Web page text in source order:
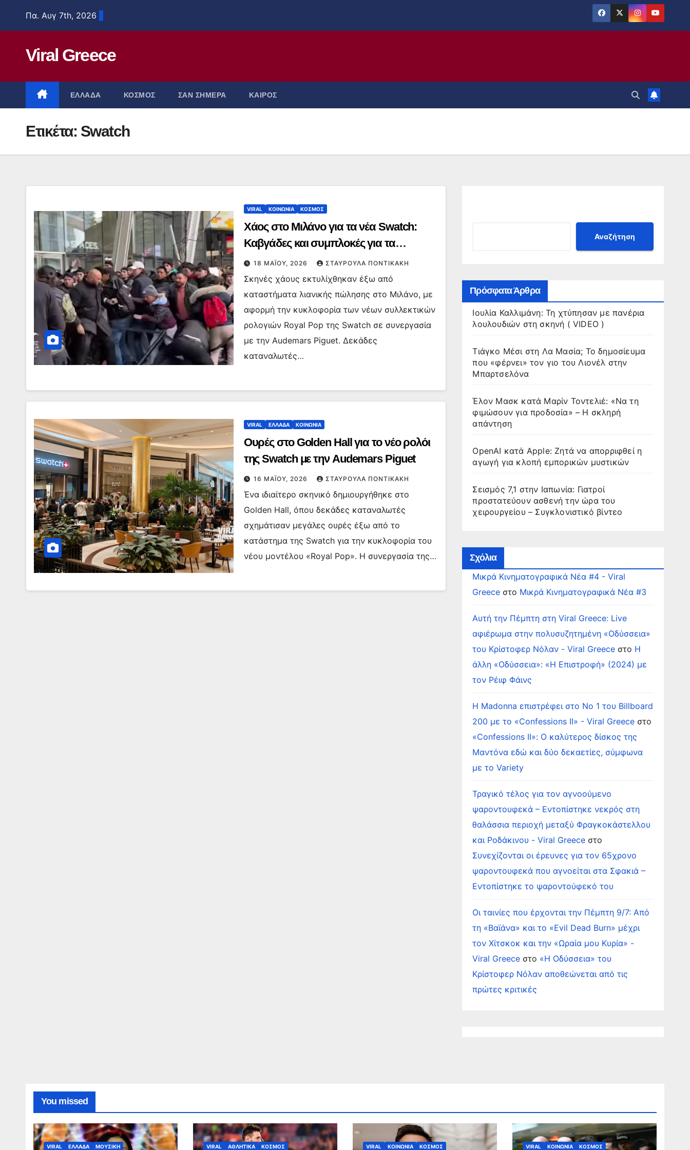
Πα. Αυγ 7th, 2026
Viral Greece
ΕΛΛΑΔΑ ΚΟΣΜΟΣ ΣΑΝ ΣΗΜΕΡΑ ΚΑΙΡΟΣ
Ετικέτα: Swatch
VIRAL ΚΟΙΝΩΝΙΑ ΚΟΣΜΟΣ
Χάος στο Μιλάνο για τα νέα Swatch:
Καβγάδες και συμπλοκές για τα
συλλεκτικά Royal Pop
18 ΜΑΪ́ΟΥ, 2026 ΣΤΑΥΡΟΎΛΑ ΠΟΝΤΙΚΆΚΗ
Σκηνές χάους εκτυλίχθηκαν έξω από
καταστήματα λιανικής πώλησης στο Μιλάνο, με
αφορμή την κυκλοφορία των νέων συλλεκτικών
ρολογιών Royal Pop της Swatch σε συνεργασία
με την Audemars Piguet. Δεκάδες
καταναλωτές…
VIRAL ΕΛΛΑΔΑ ΚΟΙΝΩΝΙΑ
Ουρές στο Golden Hall για το νέο ρολόι
της Swatch με την Audemars Piguet
16 ΜΑΪ́ΟΥ, 2026 ΣΤΑΥΡΟΎΛΑ ΠΟΝΤΙΚΆΚΗ
Ένα ιδιαίτερο σκηνικό δημιουργήθηκε στο
Golden Hall, όπου δεκάδες καταναλωτές
σχημάτισαν μεγάλες ουρές έξω από το
κατάστημα της Swatch για την κυκλοφορία του
νέου μοντέλου «Royal Pop». Η συνεργασία της…
Αναζήτηση
Πρόσφατα Άρθρα
Ιουλία Καλλιμάνη: Τη χτύπησαν με πανέρια
λουλουδιών στη σκηνή ( VIDEO )
Τιάγκο Μέσι στη Λα Μασία; Το δημοσίευμα
που «φέρνει» τον γιο του Λιονέλ στην
Μπαρτσελόνα
Έλον Μασκ κατά Μαρίν Τοντελιέ: «Να τη
φιμώσουν για προδοσία» – Η σκληρή
απάντηση
OpenAI κατά Apple: Ζητά να απορριφθεί η
αγωγή για κλοπή εμπορικών μυστικών
Σεισμός 7,1 στην Ιαπωνία: Γιατροί
προστατεύουν ασθενή την ώρα του
χειρουργείου – Συγκλονιστικό βίντεο
Σχόλια
Μικρά Κινηματογραφικά Νέα #4 - Viral
Greece στο Μικρά Κινηματογραφικά Νέα #3
Αυτή την Πέμπτη στη Viral Greece: Live
αφιέρωμα στην πολυσυζητημένη «Οδύσσεια»
του Κρίστοφερ Νόλαν - Viral Greece στο Η
άλλη «Οδύσσεια»: «Η Επιστροφή» (2024) με
τον Ρέιφ Φάινς
Η Madonna επιστρέφει στο Νο 1 του Billboard
200 με το «Confessions II» - Viral Greece στο
«Confessions II»: Ο καλύτερος δίσκος της
Μαντόνα εδώ και δύο δεκαετίες, σύμφωνα
με το Variety
Τραγικό τέλος για τον αγνοούμενο
ψαροντουφεκά – Εντοπίστηκε νεκρός στη
θαλάσσια περιοχή μεταξύ Φραγκοκάστελλου
και Ροδάκινου - Viral Greece στο
Συνεχίζονται οι έρευνες για τον 65χρονο
ψαροντουφεκά που αγνοείται στα Σφακιά –
Εντοπίστηκε το ψαροντούφεκό του
Οι ταινίες που έρχονται την Πέμπτη 9/7: Από
τη «Βαϊάνα» και το «Evil Dead Burn» μέχρι
τον Χίτσκοκ και την «Ωραία μου Κυρία» -
Viral Greece στο «Η Οδύσσεια» του
Κρίστοφερ Νόλαν αποθεώνεται από τις
πρώτες κριτικές
You missed
VIRAL ΕΛΛΑΔΑ ΜΟΥΣΙΚΗ VIRAL ΑΘΛΗΤΙΚΑ ΚΟΣΜΟΣ VIRAL ΚΟΙΝΩΝΙΑ ΚΟΣΜΟΣ VIRAL ΚΟΙΝΩΝΙΑ ΚΟΣΜΟΣ